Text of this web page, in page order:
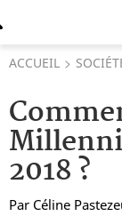
ACCUEIL
2018 ?
Par Céline